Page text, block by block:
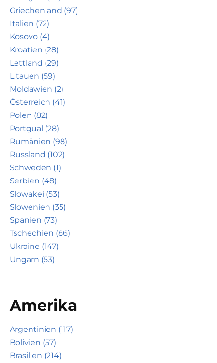
Griechenland (97)
Italien (72)
Kosovo (4)
Kroatien (28)
Lettland (29)
Litauen (59)
Moldawien (2)
Österreich (41)
Polen (82)
Portgual (28)
Rumänien (98)
Russland (102)
Schweden (1)
Serbien (48)
Slowakei (53)
Slowenien (35)
Spanien (73)
Tschechien (86)
Ukraine (147)
Ungarn (53)
Amerika
Argentinien (117)
Bolivien (57)
Brasilien (214)